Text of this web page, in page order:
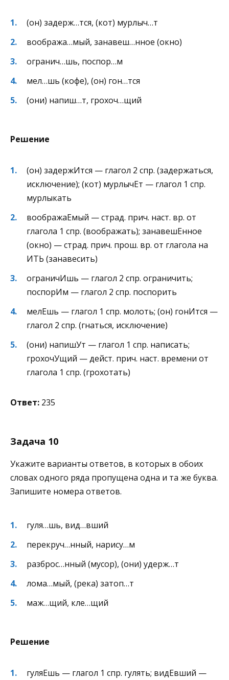
(он) задерж…тся, (кот) мурлыч…т
вообража…мый, занавеш…нное (окно)
огранич…шь, поспор…м
мел…шь (кофе), (он) гон…тся
(они) напиш…т, грохоч…щий
Решение
(он) задержИтся — глагол 2 спр. (задержаться,
исключение); (кот) мурлычЕт — глагол 1 спр.
мурлыкать
воображаЕмый — страд. прич. наст. вр. от
глагола 1 спр. (воображать); занавешЕнное
(окно) — страд. прич. прош. вр. от глагола на
ИТЬ (занавесить)
ограничИшь — глагол 2 спр. ограничить;
поспорИм — глагол 2 спр. поспорить
мелЕшь — глагол 1 спр. молоть; (он) гонИтся —
глагол 2 спр. (гнаться, исключение)
(они) напишУт — глагол 1 спр. написать;
грохочУщий — дейст. прич. наст. времени от
глагола 1 спр. (грохотать)
Ответ: 235
Задача 10
Укажите варианты ответов, в которых в обоих
словах одного ряда пропущена одна и та же буква.
Запишите номера ответов.
гуля…шь, вид…вший
перекруч…нный, нарису…м
разброс…нный (мусор), (они) удерж…т
лома…мый, (река) затоп…т
маж…щий, кле…щий
Решение
гуляЕшь — глагол 1 спр. гулять; видЕвший —